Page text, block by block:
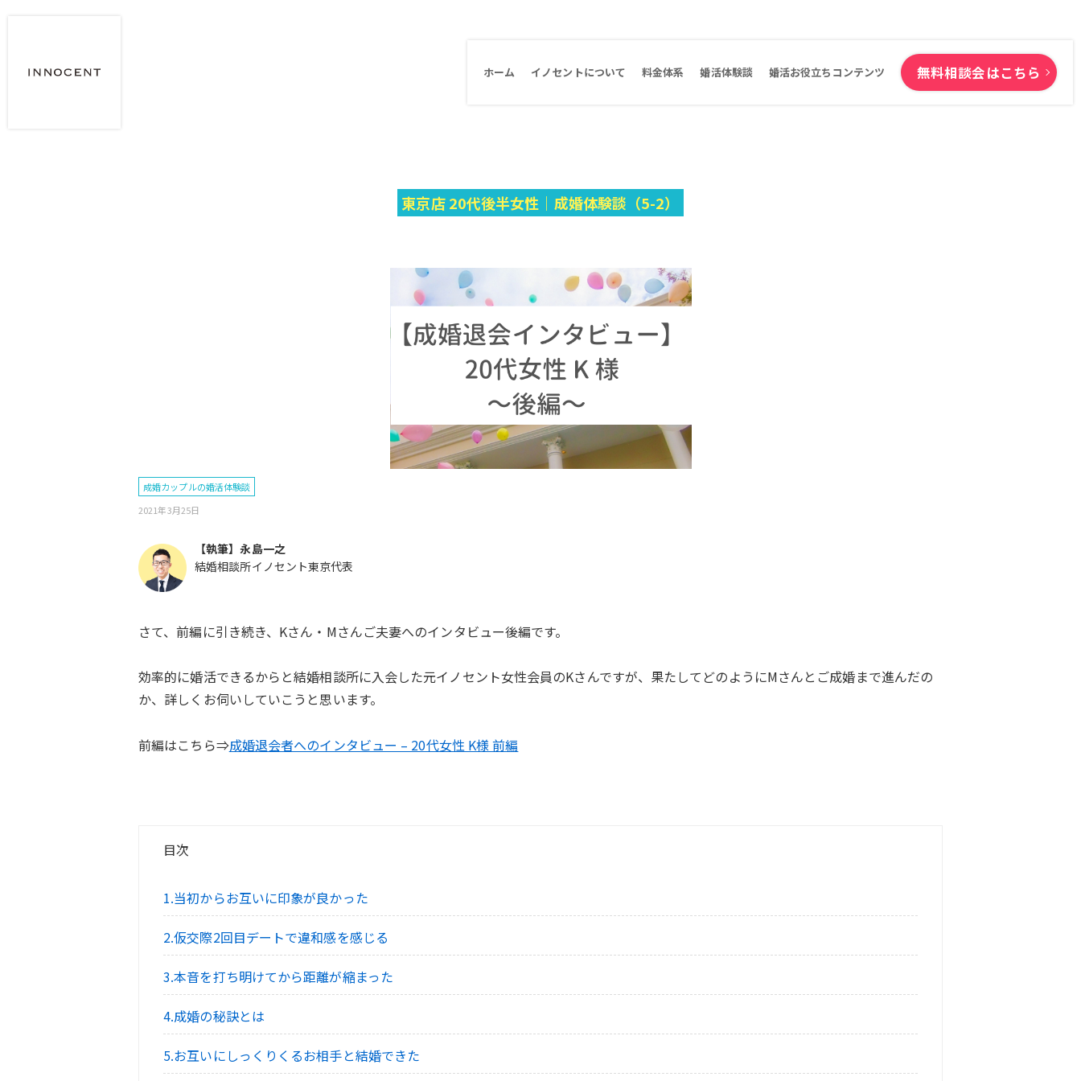
ホーム イノセントについて 料金体系 婚活体験談 婚活お役立ちコンテンツ 無料相談会はこちら
東京店 20代後半女性｜成婚体験談（5-2）
成婚カップルの婚活体験談
2021年3月25日
【執筆】永島一之
結婚相談所イノセント東京代表
さて、前編に引き続き、Kさん・Mさんご夫妻へのインタビュー後編です。
効率的に婚活できるからと結婚相談所に入会した元イノセント女性会員のKさんですが、果たしてどのようにMさんとご成婚まで進んだの
か、詳しくお伺いしていこうと思います。
前編はこちら⇒成婚退会者へのインタビュー – 20代女性 K様 前編
目次
1.当初からお互いに印象が良かった
2.仮交際2回目デートで違和感を感じる
3.本音を打ち明けてから距離が縮まった
4.成婚の秘訣とは
5.お互いにしっくりくるお相手と結婚できた